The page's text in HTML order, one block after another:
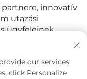
innovatív
utazási
ügyfeleinek
our services.
click Personalize